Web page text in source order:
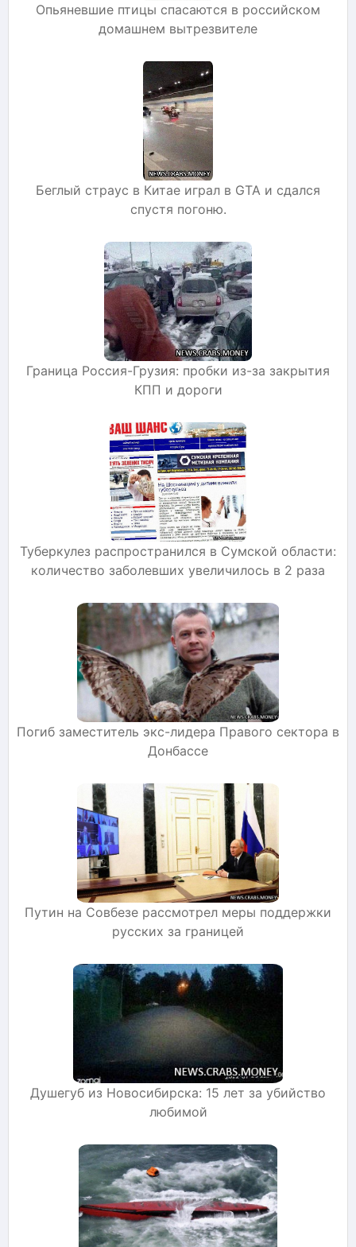
Опьяневшие птицы спасаются в российском
домашнем вытрезвителе
Беглый страус в Китае играл в GTA и сдался
спустя погоню.
Граница Россия-Грузия: пробки из-за закрытия
КПП и дороги
Туберкулез распространился в Сумской области:
количество заболевших увеличилось в 2 раза
Погиб заместитель экс-лидера Правого сектора в
Донбассе
Путин на Совбезе рассмотрел меры поддержки
русских за границей
Душегуб из Новосибирска: 15 лет за убийство
любимой